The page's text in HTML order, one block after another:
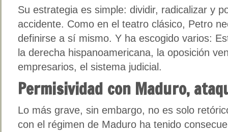
Su estrategia es simple: dividir, radicalizar y
accidente. Como en el teatro clásico, Petro
definirse a sí mismo. Y ha escogido varios:
la derecha hispanoamericana, la oposición
empresarios, el sistema judicial.
Permisividad con Maduro,
Lo más grave, sin embargo, no es solo
con el régimen de Maduro ha tenido